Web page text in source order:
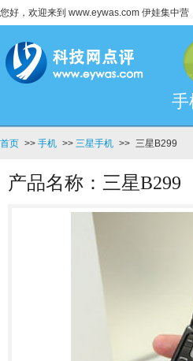
您好，欢迎来到 www.eywas.com 伊娃集中
手
首页 >> 手机 >> 三星手机 >> 三星B299
产品名称：三星B299